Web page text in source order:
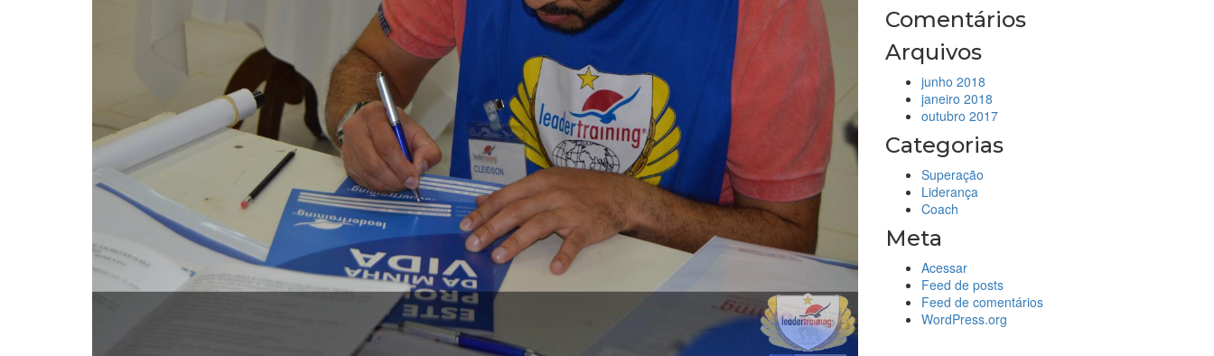
Comentários
Arquivos
junho 2018
janeiro 2018
outubro 2017
Categorias
Superação
Liderança
Coach
Meta
Acessar
Feed de posts
Feed de comentários
WordPress.org